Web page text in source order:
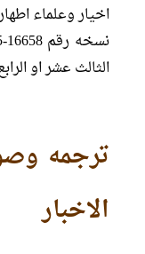
اخیار وعلماء
الثالث عشر او الرابع
ترجمه
الاخبار